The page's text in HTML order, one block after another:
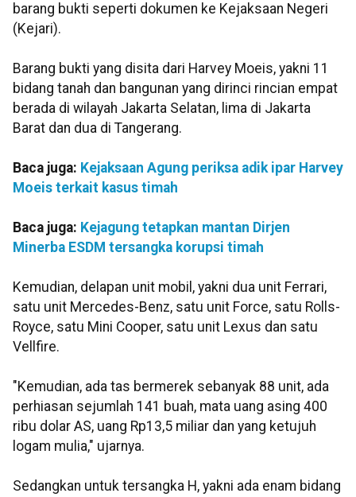
barang bukti seperti dokumen ke Kejaksaan Negeri
(Kejari).
Barang bukti yang disita dari Harvey Moeis, yakni 11
bidang tanah dan bangunan yang dirinci rincian empat
berada di wilayah Jakarta Selatan, lima di Jakarta
Barat dan dua di Tangerang.
Baca juga: Kejaksaan Agung periksa adik ipar Harvey
Moeis terkait kasus timah
Baca juga: Kejagung tetapkan mantan Dirjen
Minerba ESDM tersangka korupsi timah
Kemudian, delapan unit mobil, yakni dua unit Ferrari,
satu unit Mercedes-Benz, satu unit Force, satu Rolls-
Royce, satu Mini Cooper, satu unit Lexus dan satu
Vellfire.
"Kemudian, ada tas bermerek sebanyak 88 unit, ada
perhiasan sejumlah 141 buah, mata uang asing 400
ribu dolar AS, uang Rp13,5 miliar dan yang ketujuh
logam mulia," ujarnya.
Sedangkan untuk tersangka H, yakni ada enam bidang